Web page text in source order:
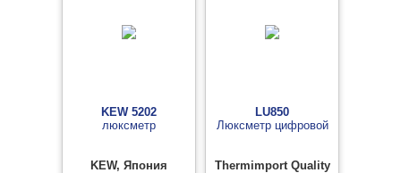
KEW 5202
люксметр
KEW, Япония
LU850
Люксметр цифровой
Thermimport Quality